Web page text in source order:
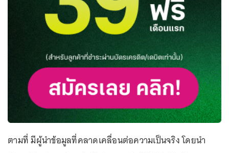
ตามที่ มีผู้นําข้อมูลที่คลาดเคลื่อนต่อความเป็นจริง โดยนํา